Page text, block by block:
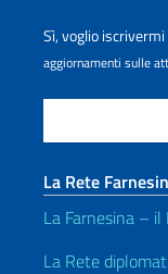
Sì, voglio
aggiornamenti sulle
La Rete
La Farnesina – il
La Rete